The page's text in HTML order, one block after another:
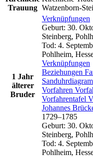
Trauung Watzenborn-
1 Jahr
älterer
Bruder
Verknüpfungen
Geburt: 30.
Steinberg,
Tod: 4.
Pohlheim,
Verknüpfungen
Beziehungen
Vorfahren
Vorfahrentafel
Johannes
1729–1785
Geburt: 30.
Steinberg,
Tod: 4.
Pohlheim,